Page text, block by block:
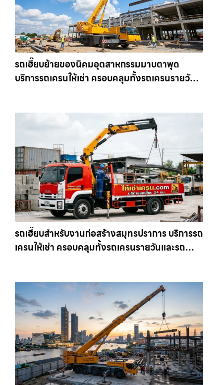
รถเฮี๊ยบย้ายของนิคมอุตสาหกรรมมาบตาพุด
บริการรถเครนให้เช่า ครอบคลุมทั้งรถเครนรายวัน
รถเฮี๊ยบสำหรับงานก่อสร้างสมุทรปราการ บริการรถ
เครนให้เช่า ครอบคลุมทั้งรถเครนรายวันและรถ